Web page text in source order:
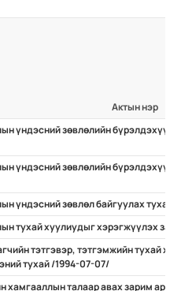
Актын нэр
үндэсний зөвлөлийн
үндэсний зөвлөлийн
үндэсний зөвлөл байгуулах тухай
тухай хуулиудыг хэрэгжүүлэх
тэтгэвэр, тэтгэмжийн тухай
тухай /1994-07-07/
хамгааллын талаар авах зарим арга